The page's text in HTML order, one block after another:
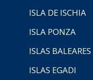
ISLA DE ISCHIA
ISLA PONZA
ISLAS BALEARES
ISLAS EGADI